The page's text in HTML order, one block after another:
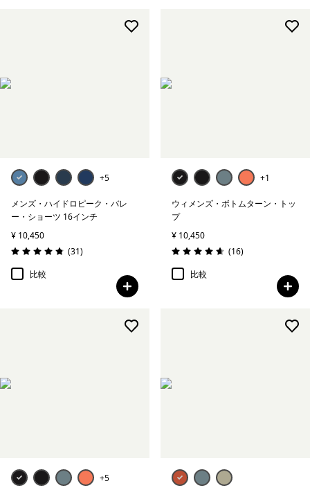
+5
メンズ・ハイドロピーク・バレ
ー・ショーツ 16インチ
¥ 10,450
評価: 4.8 / 5
(31レビュー
)
比較
+1
ウィメンズ・ボトムターン・トッ
プ
¥ 10,450
評価: 4.7 / 5
(16レビュー
)
比較
+5